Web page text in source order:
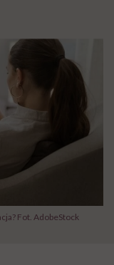
Fot. AdobeStock